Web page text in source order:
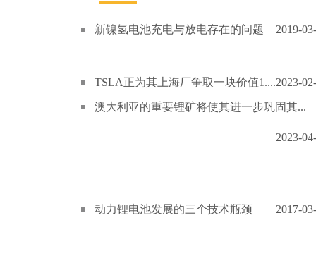
新镍氢电池充电与放电存在的问题 2019-
TSLA正为其上海厂争取一块价值1....2023-
澳大利亚的重要锂矿将使其进一步巩固其...
2023-
动力锂电池发展的三个技术瓶颈 2017-